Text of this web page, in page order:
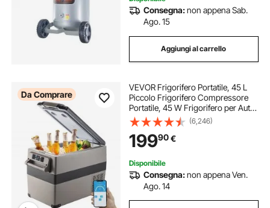
Consegna:non appena Sab.
Ago. 15
Aggiungi al carrello
Da Comprare
VEVOR Frigorifero Portatile, 45 L
Piccolo Frigorifero Compressore
Portatile, 45 W Frigorifero per Auto,
27 x 14 x 18 Pollici, Congelatore
Domestico, Frigorifero da Viaggio
Piccolo Congelatore per Auto
(6,246)
19990€
Disponibile
Consegna:non appena Ven.
Ago. 14